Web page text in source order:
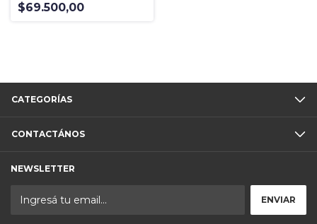
$69.500,00
CATEGORÍAS
CONTACTÁNOS
NEWSLETTER